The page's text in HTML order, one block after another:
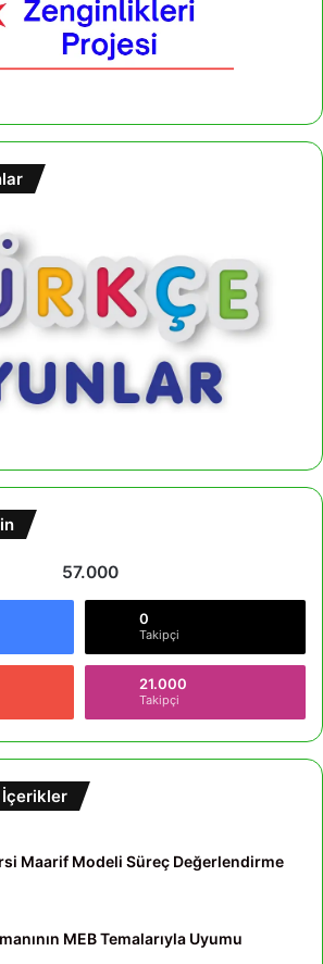
57.000
0
Takipçi
21.000
Takipçi
İçerikler
Maarif Modeli Süreç Değerlendirme
MEB Temalarıyla Uyumu